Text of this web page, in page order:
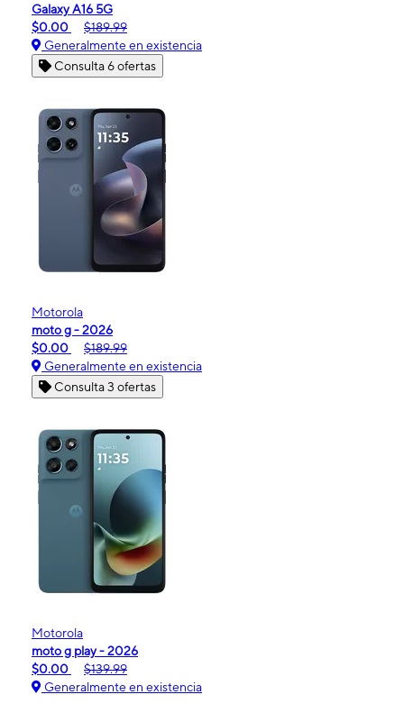
Galaxy A16 5G
$0.00
$189.99
Generalmente en existencia
Consulta 6 ofertas
Motorola
moto g - 2026
$0.00
$189.99
Generalmente en existencia
Consulta 3 ofertas
Motorola
moto g play - 2026
$0.00
$139.99
Generalmente en existencia